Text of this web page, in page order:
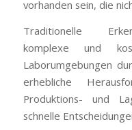
vorhanden sein, die
Traditionelle
komplexe und
Laborumgebungen
erhebliche
Produktions- und
schnelle